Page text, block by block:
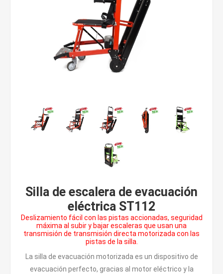
Silla de escalera de evacuación
eléctrica ST112
Deslizamiento fácil con las pistas accionadas, seguridad
máxima al subir y bajar escaleras que usan una
transmisión de transmisión directa motorizada con las
pistas de la silla.
La silla de evacuación motorizada es un dispositivo de
evacuación perfecto, gracias al motor eléctrico y la